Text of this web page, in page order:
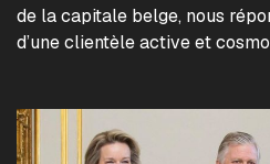
de la capitale belge, nous
d’une clientèle active et